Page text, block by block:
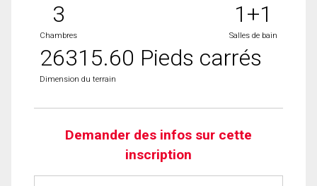
3
Chambres
1+1
Salles de bain
26315.60 Pieds carrés
Dimension du terrain
Demander des infos sur cette
inscription